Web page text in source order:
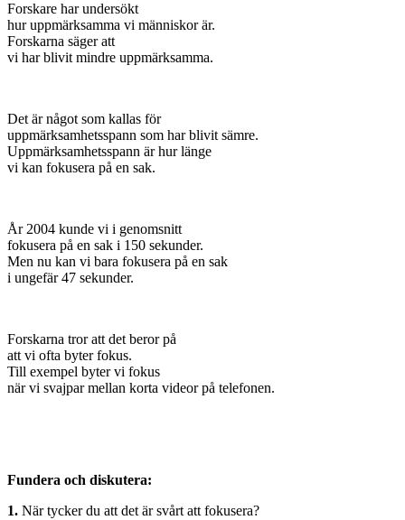
Forskare har undersökt
hur uppmärksamma vi människor är.
Forskarna säger att
vi har blivit mindre uppmärksamma.
Det är något som kallas för
uppmärksamhetsspann som har blivit sämre.
Uppmärksamhetsspann är hur länge
vi kan fokusera på en sak.
År 2004 kunde vi i genomsnitt
fokusera på en sak i 150 sekunder.
Men nu kan vi bara fokusera på en sak
i ungefär 47 sekunder.
Forskarna tror att det beror på
att vi ofta byter fokus.
Till exempel byter vi fokus
när vi svajpar mellan korta videor på telefonen.
Fundera och diskutera:
1. När tycker du att det är svårt att fokusera?